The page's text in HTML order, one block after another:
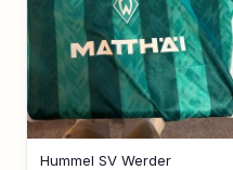
Hummel SV Werder